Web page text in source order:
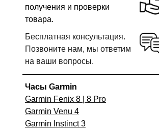
получения и проверки
товара.
Бесплатная консультация.
Позвоните нам, мы ответим
на ваши вопросы.
Часы Garmin
Garmin Fenix 8 | 8 Pro
Garmin Venu 4
Garmin Instinct 3